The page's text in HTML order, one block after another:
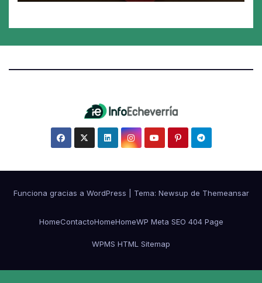
Funciona gracias a WordPress Tema: Newsup de Themeansar
HomeContactoHomeHomeWP Meta SEO 404 Page
WPMS HTML Sitemap